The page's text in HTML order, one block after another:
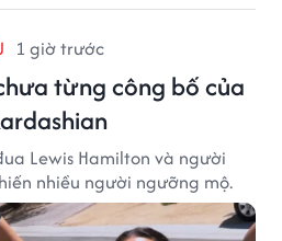
1 giờ trước
từng công bố của
Lewis Hamilton và người
nhiều người ngưỡng mộ.